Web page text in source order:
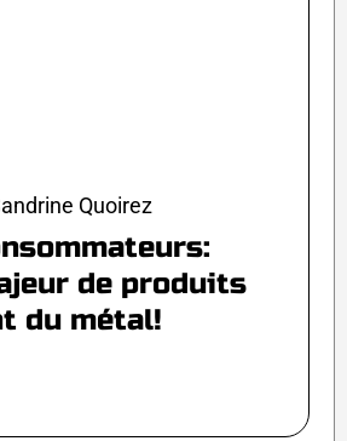
Quoirez
de produits
du métal!